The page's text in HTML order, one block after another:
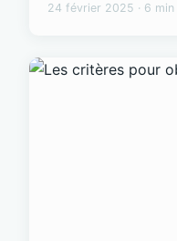
24 février 2025 · 6 min